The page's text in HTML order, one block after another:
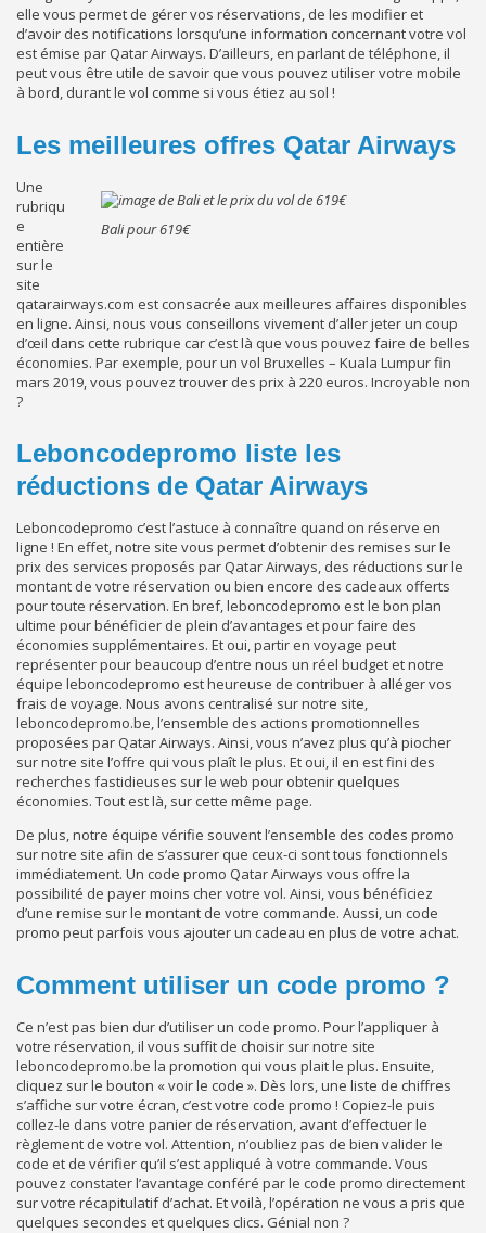
elle vous permet de gérer vos réservations, de les modifier et
d’avoir des notifications lorsqu’une information concernant votre vol
est émise par Qatar Airways. D’ailleurs, en parlant de téléphone, il
peut vous être utile de savoir que vous pouvez utiliser votre mobile
à bord, durant le vol comme si vous étiez au sol !
Les meilleures offres Qatar Airways
Bali pour 619€
Une
rubriqu
e
entière
sur le
site
qatarairways.com est consacrée aux meilleures affaires disponibles
en ligne. Ainsi, nous vous conseillons vivement d’aller jeter un coup
d’œil dans cette rubrique car c’est là que vous pouvez faire de belles
économies. Par exemple, pour un vol Bruxelles – Kuala Lumpur fin
mars 2019, vous pouvez trouver des prix à 220 euros. Incroyable non
?
Leboncodepromo liste les
réductions de Qatar Airways
Leboncodepromo c’est l’astuce à connaître quand on réserve en
ligne ! En effet, notre site vous permet d’obtenir des remises sur le
prix des services proposés par Qatar Airways, des réductions sur le
montant de votre réservation ou bien encore des cadeaux offerts
pour toute réservation. En bref, leboncodepromo est le bon plan
ultime pour bénéficier de plein d’avantages et pour faire des
économies supplémentaires. Et oui, partir en voyage peut
représenter pour beaucoup d’entre nous un réel budget et notre
équipe leboncodepromo est heureuse de contribuer à alléger vos
frais de voyage. Nous avons centralisé sur notre site,
leboncodepromo.be, l’ensemble des actions promotionnelles
proposées par Qatar Airways. Ainsi, vous n’avez plus qu’à piocher
sur notre site l’offre qui vous plaît le plus. Et oui, il en est fini des
recherches fastidieuses sur le web pour obtenir quelques
économies. Tout est là, sur cette même page.
De plus, notre équipe vérifie souvent l’ensemble des codes promo
sur notre site afin de s’assurer que ceux-ci sont tous fonctionnels
immédiatement. Un code promo Qatar Airways vous offre la
possibilité de payer moins cher votre vol. Ainsi, vous bénéficiez
d’une remise sur le montant de votre commande. Aussi, un code
promo peut parfois vous ajouter un cadeau en plus de votre achat.
Comment utiliser un code promo ?
Ce n’est pas bien dur d’utiliser un code promo. Pour l’appliquer à
votre réservation, il vous suffit de choisir sur notre site
leboncodepromo.be la promotion qui vous plait le plus. Ensuite,
cliquez sur le bouton « voir le code ». Dès lors, une liste de chiffres
s’affiche sur votre écran, c’est votre code promo ! Copiez-le puis
collez-le dans votre panier de réservation, avant d’effectuer le
règlement de votre vol. Attention, n’oubliez pas de bien valider le
code et de vérifier qu’il s’est appliqué à votre commande. Vous
pouvez constater l’avantage conféré par le code promo directement
sur votre récapitulatif d’achat. Et voilà, l’opération ne vous a pris que
quelques secondes et quelques clics. Génial non ?